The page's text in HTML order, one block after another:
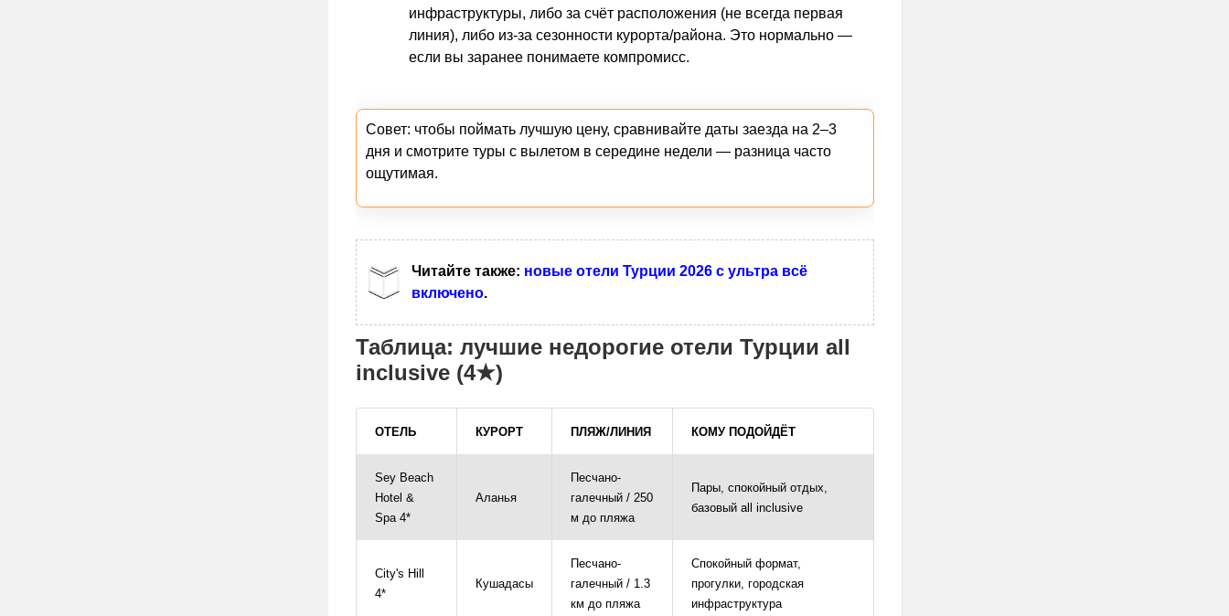
инфраструктуры, либо за счёт расположения (не всегда первая
линия), либо из-за сезонности курорта/района. Это нормально —
если вы заранее понимаете компромисс.
Совет: чтобы поймать лучшую цену, сравнивайте даты заезда на 2–3
дня и смотрите туры с вылетом в середине недели — разница часто
ощутимая.
Читайте также: новые отели Турции 2026 с ультра всё
включено.
Таблица: лучшие недорогие отели Турции all
inclusive (4★)
ОТЕЛЬ КУРОРТ ПЛЯЖ/ЛИНИЯ КОМУ ПОДОЙДЁТ
Sey Beach
Hotel &
Spa 4*
Аланья
Песчано-
галечный / 250
м до пляжа
Пары, спокойный отдых,
базовый all inclusive
City's Hill
4*
Кушадасы
Песчано-
галечный / 1.3
км до пляжа
Спокойный формат,
прогулки, городская
инфраструктура